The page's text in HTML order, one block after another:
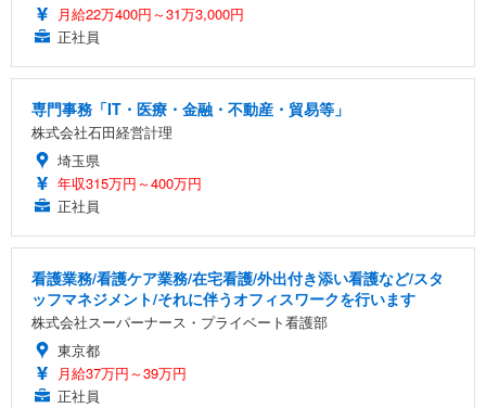
月給22万400円～31万3,000円
正社員
専門事務「IT・医療・金融・不動産・貿易等」
株式会社石田経営計理
埼玉県
年収315万円～400万円
正社員
看護業務/看護ケア業務/在宅看護/外出付き添い看護など/スタ
ッフマネジメント/それに伴うオフィスワークを行います
株式会社スーパーナース・プライベート看護部
東京都
月給37万円～39万円
正社員